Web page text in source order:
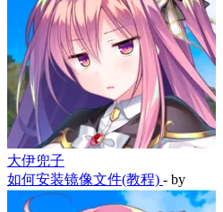
大伊兜子
如何安装镜像文件(教程) - by